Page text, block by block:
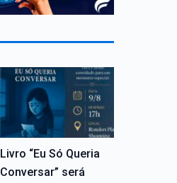
Livro “Eu Só Queria
Conversar” será